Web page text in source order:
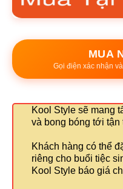
MUA
Gọi điện xác nhận
Kool Style sẽ mang
và bong bóng tới tận
Khách hàng có thể
riêng cho buổi tiệc
Kool Style báo giá